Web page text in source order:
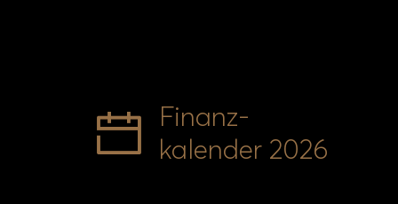
Finanz-
kalender 2026